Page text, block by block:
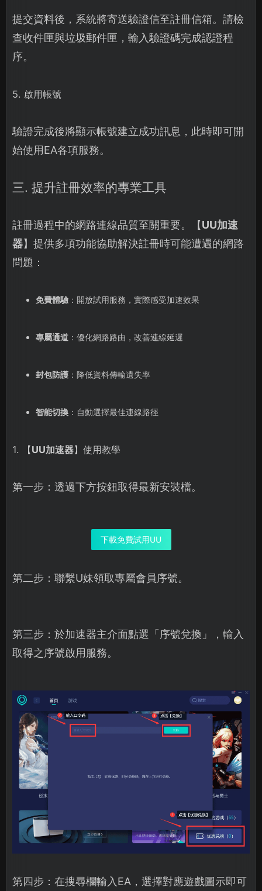
提交資料後，系統將寄送驗證信至註冊信箱。請檢
查收件匣與垃圾郵件匣，輸入驗證碼完成認證程
序。
5. 啟用帳號
驗證完成後將顯示帳號建立成功訊息，此時即可開
始使用EA各項服務。
三. 提升註冊效率的專業工具
註冊過程中的網路連線品質至關重要。【UU加速
器】提供多項功能協助解決註冊時可能遭遇的網路
問題：
免費體驗：開放試用服務，實際感受加速效果
專屬通道：優化網路路由，改善連線延遲
封包防護：降低資料傳輸遺失率
智能切換：自動選擇最佳連線路徑
1. 【UU加速器】使用教學
第一步：透過下方按鈕取得最新安裝檔。
下載免費試用UU
第二步：聯繫U妹領取專屬會員序號。
第三步：於加速器主介面點選「序號兌換」，輸入
取得之序號啟用服務。
第四步：在搜尋欄輸入EA，選擇對應遊戲圖示即可